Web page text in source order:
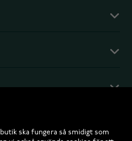
ska fungera så smidigt som